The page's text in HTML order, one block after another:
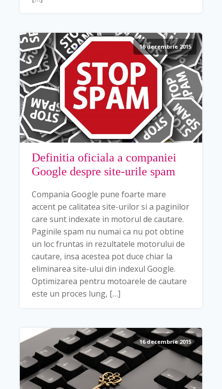
16 decembrie 2015
Definitia oficiala a companiei
Google despre site-urile spam
Compania Google pune foarte mare
accent pe calitatea site-urilor si a paginilor
care sunt indexate in motorul de cautare.
Paginile spam nu numai ca nu pot obtine
un loc fruntas in rezultatele motorului de
cautare, insa acestea pot duce chiar la
eliminarea site-ului din indexul Google.
Optimizarea pentru motoarele de cautare
este un proces lung, […]
16 decembrie 2015